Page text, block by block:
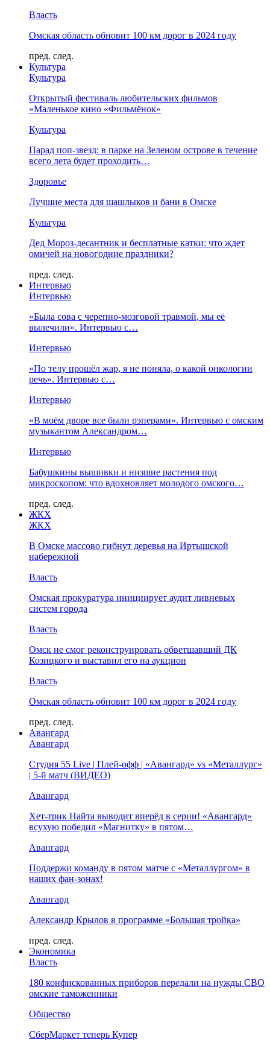
Власть
Омская область обновит 100 км дорог в 2024 году
пред. след.
Культура
Культура
Открытый фестиваль любительских фильмов
«Маленькое кино «Фильмёнок»
Культура
Парад поп-звезд: в парке на Зеленом острове в течение
всего лета будет проходить…
Здоровье
Лучшие места для шашлыков и бани в Омске
Культура
Дед Мороз-десантник и бесплатные катки: что ждет
омичей на новогодние праздники?
пред. след.
Интервью
Интервью
«Была сова с черепно-мозговой травмой, мы её
вылечили». Интервью с…
Интервью
«По телу прошёл жар, я не поняла, о какой онкологии
речь». Интервью с…
Интервью
«В моём дворе все были рэперами». Интервью с омским
музыкантом Александром…
Интервью
Бабушкины вышивки и низшие растения под
микроскопом: что вдохновляет молодого омского…
пред. след.
ЖКХ
ЖКХ
В Омске массово гибнут деревья на Иртышской
набережной
Власть
Омская прокуратура инициирует аудит ливневых
систем города
Власть
Омск не смог реконструировать обветшавший ДК
Козицкого и выставил его на аукцион
Власть
Омская область обновит 100 км дорог в 2024 году
пред. след.
Авангард
Авангард
Студия 55 Live | Плей-офф | «Авангард» vs «Металлург»
| 5-й матч (ВИДЕО)
Авангард
Хет-трик Найта выводит вперёд в серии! «Авангард»
всухую победил «Магнитку» в пятом…
Авангард
Поддержи команду в пятом матче с «Металлургом» в
наших фан-зонах!
Авангард
Александр Крылов в программе «Большая тройка»
пред. след.
Экономика
Власть
180 конфискованных приборов передали на нужды СВО
омские таможенники
Общество
СберМаркет теперь Купер